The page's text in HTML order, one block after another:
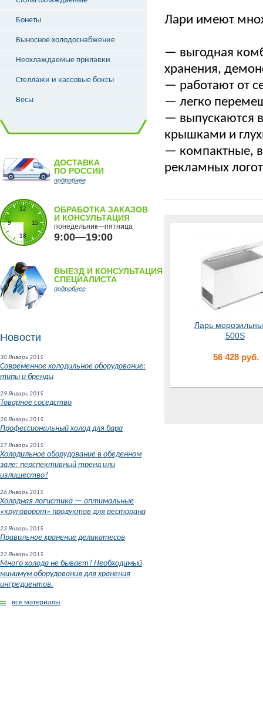
Лари имеют
— выгодная
хранения,
— работают от
— легко
— выпускаются
крышками и
— компактные,
рекламных
Ларь
500S
56 428 руб.
Бонеты
Выносное холодоснабжение
Неохлаждаемые прилавки
Стеллажи и кассовые боксы
Весы
ДОСТАВКА
ПО РОССИИ
подробнее
ОБРАБОТКА ЗАКАЗОВ
И КОНСУЛЬТАЦИЯ
понедельник—пятница
9:00—19:00
ВЫЕЗД И КОНСУЛЬТАЦИЯ
СПЕЦИАЛИСТА
подробнее
Новости
30 Январь 2015
Современное холодильное оборудование:
типы и бренды
29 Январь 2015
Товарное соседство
28 Январь 2015
Профессиональный холод для бара
27 Январь 2015
Холодильное оборудование в обеденном
зале: перспективный тренд или
излишество?
26 Январь 2015
Холодная логистика — оптимальные
«круговорот» продуктов для ресторана
23 Январь 2015
Правильное хранение деликатесов
22 Январь 2015
Много холода не бывает? Необходимый
минимум оборудования для хранения
ингредиентов.
все материалы